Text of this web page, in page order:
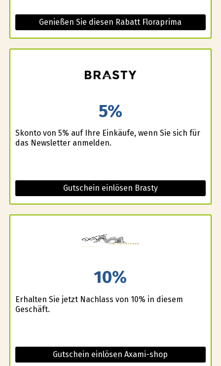
Genießen Sie diesen Rabatt Floraprima
5%
Skonto von 5% auf Ihre Einkäufe, wenn Sie sich für
das Newsletter anmelden.
Gutschein einlösen Brasty
10%
Erhalten Sie jetzt Nachlass von 10% in diesem
Geschäft.
Gutschein einlösen Axami-shop